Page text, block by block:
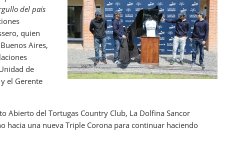
del país
quien
Aires,
de
el Gerente
Abierto del Tortugas Country Club, La Dolfina Sancor
hacia una nueva Triple Corona para continuar haciendo